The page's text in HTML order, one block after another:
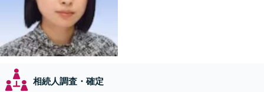
相続人調査・確定